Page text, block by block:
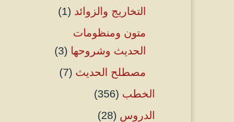
التخاريج والزوائد (1)
متون ومنظومات
الحديث وشروحها (3)
مصطلح الحديث (7)
الخطب (356)
الدروس (28)